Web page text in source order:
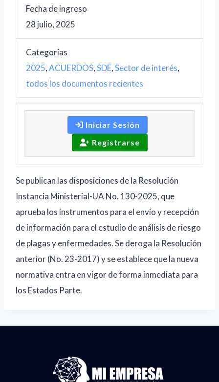
Fecha de ingreso
28 julio, 2025
Categorias
2025,ACUERDOS,SDE,Sector de interés,
todos los documentos recientes
Iniciar Sesión
Registrarse
Se publican las disposiciones de la Resolución
Instancia Ministerial-UA No. 130-2025, que
aprueba los instrumentos para el envío y recepción
de información para el estudio de análisis de riesgo
de plagas y enfermedades. Se deroga la Resolución
anterior (No. 23-2017) y se establece que la nueva
normativa entra en vigor de forma inmediata para
los Estados Parte.